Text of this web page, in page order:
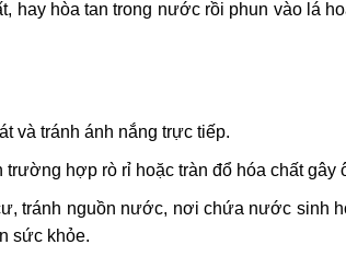
hay hòa tan trong nước rồi phun vào lá
và tránh ánh nắng trực tiếp.
hợp rò rỉ hoặc tràn đổ hóa chất gây
tránh nguồn nước, nơi chứa nước sinh
sức khỏe.